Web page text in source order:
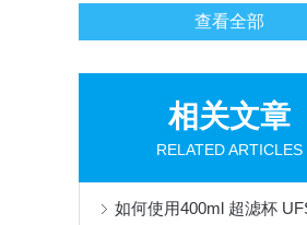
查看全部
相关文章
RELATED ARTICLES